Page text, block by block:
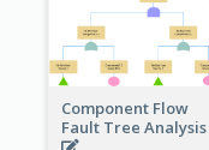
Component Flow
Fault Tree Analysis